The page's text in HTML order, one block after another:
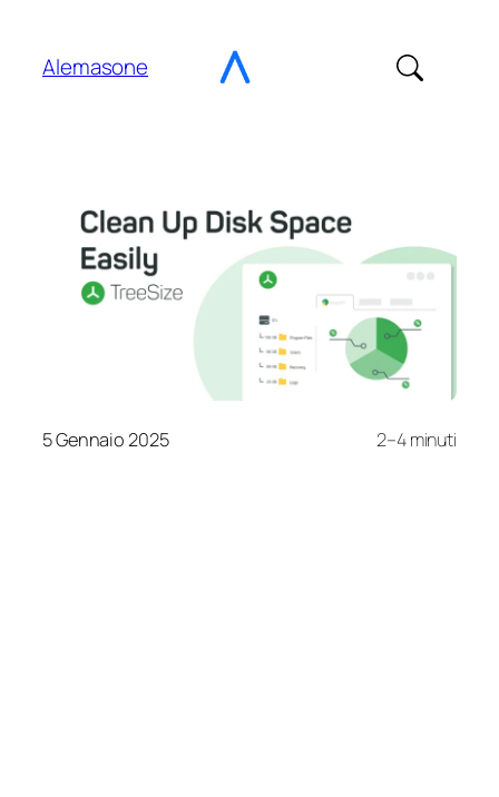
contenuto
Alemasone
5 Gennaio 2025 2–4 minuti